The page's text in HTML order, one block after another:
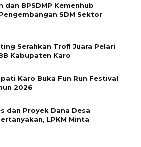
BPSDMP Kemenhub
SDM Sektor
Serahkan Trofi Juara Pelari
Kabupaten Karo
Karo Buka Fun Run Festival
2026
dan Proyek Dana Desa
LPKM Minta